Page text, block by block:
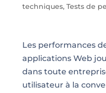
techniques, Tests de
Les performances
applications Web
dans toute
utilisateur à la